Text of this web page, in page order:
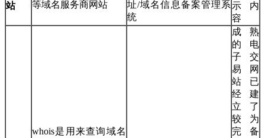
站
等域名服务商网站
址/域名信息备案管理系
统
示内
容
whois是用来查询域名
成熟
的电
子交
易网
站已
经建
立了
较为
完备